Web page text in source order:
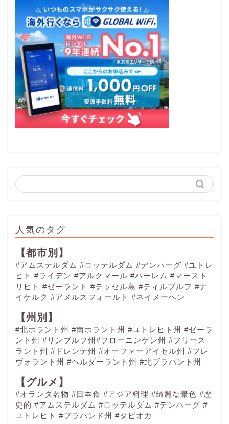
人気のタグ
【都市別】
#アムステルダム #ロッテルダム #デンハーグ #ユトレ
ヒト #ライデン #アルクマール #ハーレム #マースト
リヒト #ゼーランド #テッセル島 #ティルブルフ #ナ
イケルク #アメルスフォールト #ネイメーヘン
【州別】
#北ホラント州 #南ホラント州 #ユトレヒト州 #ゼーラ
ント州 #リンブルフ州#フローニンゲン州 #フリース
ラント州 #ドレンテ州 #オーファーアイセル州 #フレ
ヴォラント州 #ヘルダーラント州 #北ブラバント州
【グルメ】
#オランダ名物 #日本食 #アジア料理 #綺麗な景色 #歴
史的 #アムステルダム #ロッテルダム #デンハーグ #
ユトレヒト #ブラバンド州 #タピオカ